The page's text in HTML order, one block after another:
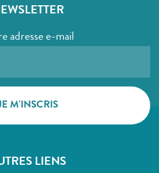
adresse e-mail
LIENS